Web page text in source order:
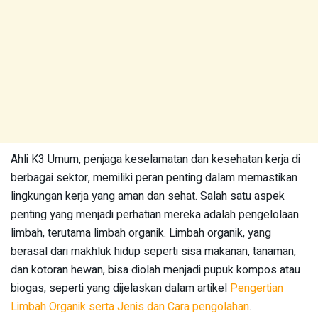
Ahli K3 Umum, penjaga keselamatan dan kesehatan kerja di
berbagai sektor, memiliki peran penting dalam memastikan
lingkungan kerja yang aman dan sehat. Salah satu aspek
penting yang menjadi perhatian mereka adalah pengelolaan
limbah, terutama limbah organik. Limbah organik, yang
berasal dari makhluk hidup seperti sisa makanan, tanaman,
dan kotoran hewan, bisa diolah menjadi pupuk kompos atau
biogas, seperti yang dijelaskan dalam artikel Pengertian
Limbah Organik serta Jenis dan Cara pengolahan.